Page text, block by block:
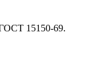
15150-69.